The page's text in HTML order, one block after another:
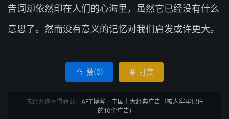
告词却依然印在人们的心海里，虽然它已经没有什么
意思了。然而没有意义的记忆对我们启发或许更大。
 赞(0)  打赏
未经允许不得转载： AFT博客» 中国十大经典广告（被人牢牢记住
的10个广告)